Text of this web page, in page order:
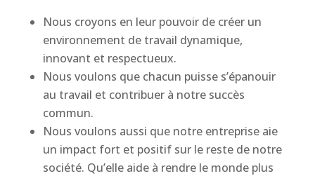
Nous croyons en leur pouvoir de créer un
environnement de travail dynamique,
innovant et respectueux.
Nous voulons que chacun puisse s’épanouir
au travail et contribuer à notre succès
commun.
Nous voulons aussi que notre entreprise aie
un impact fort et positif sur le reste de notre
société. Qu’elle aide à rendre le monde plus